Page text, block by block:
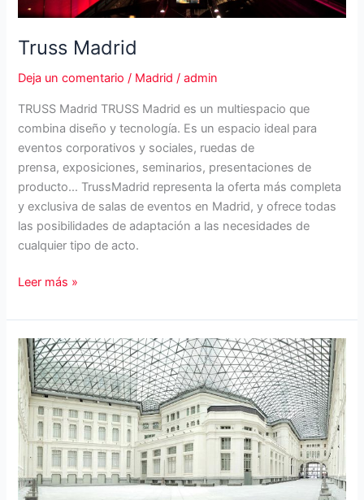
Truss Madrid
Deja un comentario / Madrid /admin
TRUSS Madrid TRUSS Madrid es un multiespacio que
combina diseño y tecnología. Es un espacio ideal para
eventos corporativos y sociales, ruedas de
prensa, exposiciones, seminarios, presentaciones de
producto… TrussMadrid representa la oferta más completa
y exclusiva de salas de eventos en Madrid, y ofrece todas
las posibilidades de adaptación a las necesidades de
cualquier tipo de acto.
Truss
Leer más »